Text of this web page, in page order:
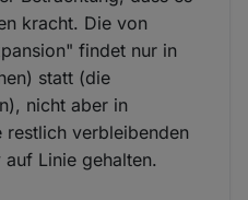
kracht. Die von
findet nur in
statt (die
nicht aber in
restlich verbleibenden
Linie gehalten.